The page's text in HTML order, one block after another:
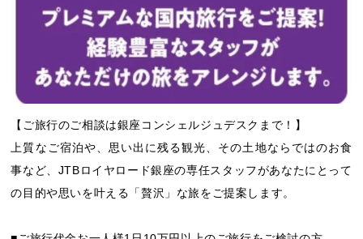
【ご旅行のご相談は銀座コンシェルジュデスクまで！】
上質なご宿泊や、思い出に残る観光、その土地ならではのお食
事など、JTBロイヤロード銀座の専任スタッフがあなたにとって
の目的や思いを叶える「贅沢」な旅をご提案します。